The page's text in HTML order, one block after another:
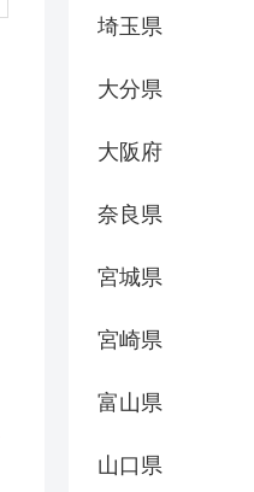
埼玉県
大分県
大阪府
奈良県
宮城県
宮崎県
富山県
山口県